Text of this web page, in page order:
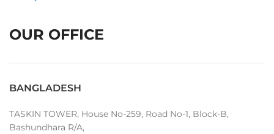
OUR OFFICE
BANGLADESH
TASKIN TOWER, House No-259, Road No-1, Block-B,
Bashundhara R/A,